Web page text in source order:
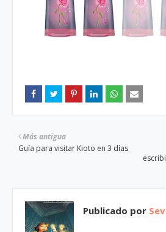
Más antigua
Guía para visitar Kioto en 3 días
Publicado por